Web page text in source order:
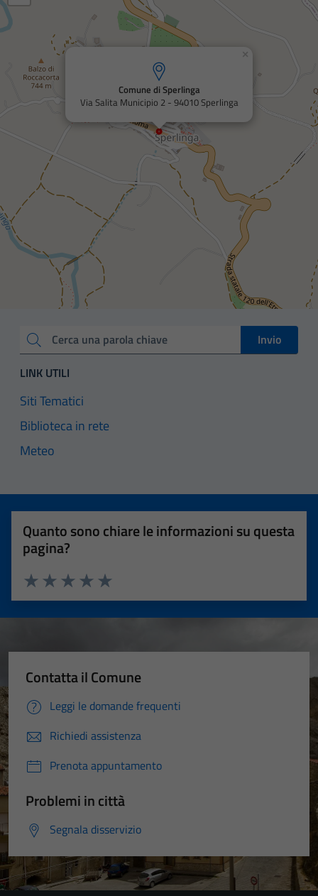
Comune di Sperlinga
Via Salita Municipio 2 - 94010 Sperlinga
×
Cerca una parola chiave
Invio
LINK UTILI
Siti Tematici
Biblioteca in rete
Meteo
Quanto sono chiare le informazioni su questa
pagina?
Valuta 5 stelle su 5
Valuta 4 stelle su 5
Valuta 3 stelle su 5
Valuta 2 stelle su 5
Valuta 1 stelle su 5
Contatta il Comune
Leggi le domande frequenti
Richiedi assistenza
Prenota appuntamento
Problemi in città
Segnala disservizio